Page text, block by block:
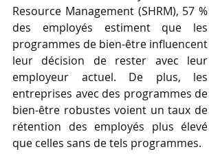
Resource Management (SHRM), 57 %
des employés estiment que les
programmes de bien-être influencent
leur décision de rester avec leur
employeur actuel. De plus, les
entreprises avec des programmes de
bien-être robustes voient un taux de
rétention des employés plus élevé
que celles sans de tels programmes.